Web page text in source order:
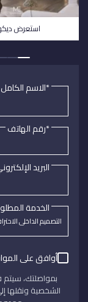
*الاسم الكامل
*رقم الهاتف
البريد
الخدمة
أوافق على
بمواصلتك، سيتم
الشخصية ونقلها
استعرض